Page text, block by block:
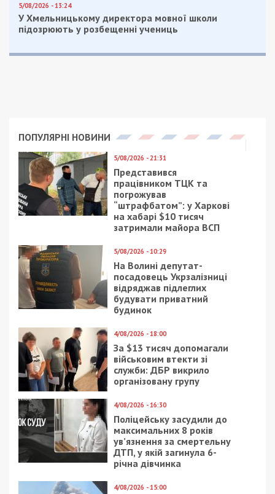
5/08/2026 - 13:24
У Хмельницькому директора мовної школи
підозрюють у розбещенні учениць
ПОПУЛЯРНІ НОВИНИ
5/08/2026 - 21:31
Представився
працівником ТЦК та
погрожував
“штрафбатом”: у Харкові
на хабарі $10 тисяч
затримали майора ВСП
5/08/2026 - 10:29
На Волині депутат-
посадовець Укрзалізниці
відряджав підлеглих
будувати приватний
будинок
4/08/2026 - 18:00
За $13 тисяч допомагали
військовим втекти зі
служби: ДБР викрило
організовану групу
4/08/2026 - 16:30
Поліцейську засудили до
максимальних 8 років
ув’язнення за смертельну
ДТП, у якій загинула 6-
річна дівчинка
4/08/2026 - 15:00